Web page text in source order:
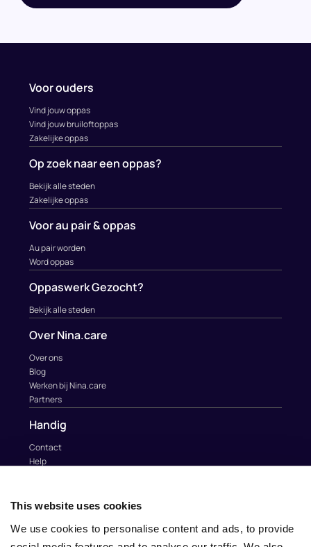
This website uses cookies
We use cookies to personalise content and ads, to provide
Voor ouders
Vind jouw oppas
Vind jouw bruiloftoppas
Zakelijke oppas
Op zoek naar een oppas?
Bekijk alle steden
Zakelijke oppas
Voor au pair & oppas
Au pair worden
Word oppas
Oppaswerk Gezocht?
Bekijk alle steden
Over Nina.care
Over ons
Blog
Werken bij Nina.care
Partners
Handig
Contact
Help
info@nina.care